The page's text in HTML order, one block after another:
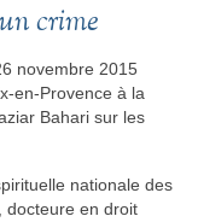
crime
novembre 2015
en-Provence à la
Bahari sur les
nationale des
docteure en droit